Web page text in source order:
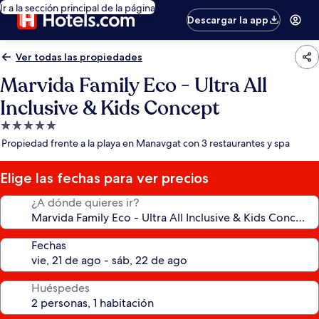
Ir a la sección principal de la página
Descargar la app
Ver todas las propiedades
Marvida Family Eco - Ultra All
Inclusive & Kids Concept
Propiedad
de
estrellas
Propiedad frente a la playa en Manavgat con 3 restaurantes y spa
Elige las fechas para ver precios
¿A dónde quieres ir?
Fechas
Huéspedes